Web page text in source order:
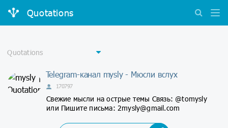
Quotations
Telegram-канал mysly - Мюсли вслух
170797
Свежие мысли на острые темы Связь: @tomysly
или Пишите письма: 2mysly@gmail.com